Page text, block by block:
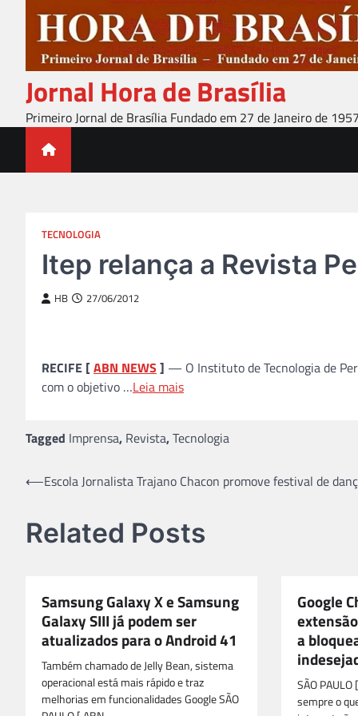
content
Jornal Hora de Brasília
Primeiro Jornal de Brasília Fundado em 27 de Janeiro de 1957
TECNOLOGIA
Itep relança a Revista
HB 27/06/2012
RECIFE [ABN NEWS ] — O Instituto de Tecnologia de
com o objetivo …Leia mais
Tagged Imprensa, Revista,Tecnologia
Navegação
Post
⟵Escola Jornalista Trajano Chacon promove festival de
Related Posts
Samsung Galaxy X e Samsung
Galaxy SIII já podem ser
atualizados para o Android 41
Também chamado de Jelly Bean, sistema
operacional está mais rápido e traz
melhorias em funcionalidades Google SÃO
Google
a
SÃO
sempre o